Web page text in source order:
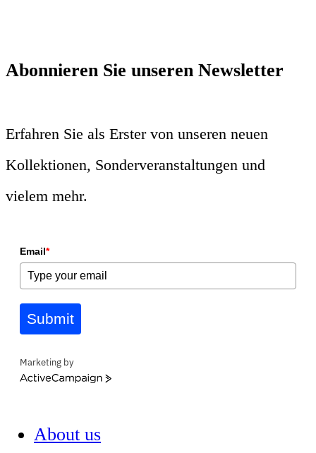
Abonnieren Sie unseren Newsletter
Erfahren Sie als Erster von unseren neuen
Kollektionen, Sonderveranstaltungen und
vielem mehr.
Email*
Submit
Marketing by
ActiveCampaign
About us